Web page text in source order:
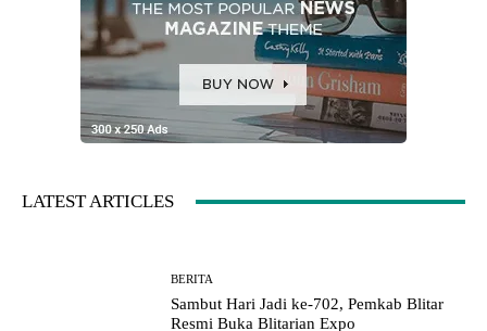
LATEST ARTICLES
BERITA
Sambut Hari Jadi ke-702, Pemkab Blitar
Resmi Buka Blitarian Expo